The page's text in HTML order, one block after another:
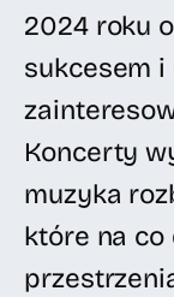
2024 roku
sukcesem i
Koncerty
muzyka
które na co